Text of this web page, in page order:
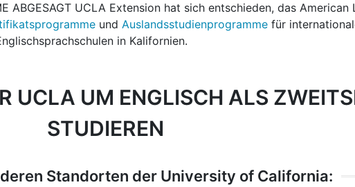
ABGESAGT UCLA Extension hat sich entschieden, das American
und Auslandsstudienprogramme für
in Kalifornien.
UCLA UM ENGLISCH ALS
STUDIEREN
Standorten der University of California: